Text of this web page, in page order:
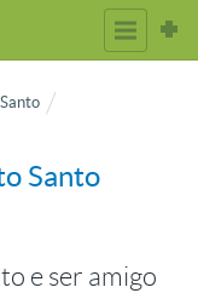
Santo
e ser amigo